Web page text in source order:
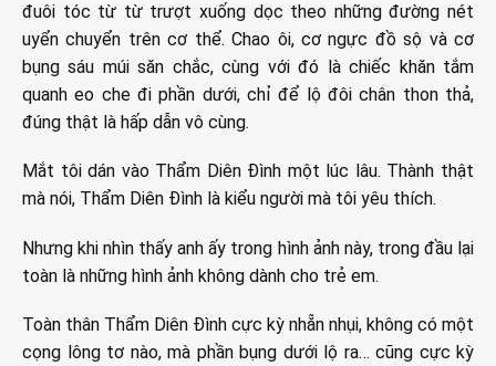
đuôi tóc từ từ trượt xuống dọc theo những đường nét
uyển chuyển trên cơ thể. Chao ôi, cơ ngực đồ sộ và cơ
bụng sáu múi săn chắc, cùng với đó là chiếc khăn tắm
quanh eo che đi phần dưới, chỉ để lộ đôi chân thon thả,
đúng thật là hấp dẫn vô cùng.
Mắt tôi dán vào Thẩm Diên Đình một lúc lâu. Thành thật
mà nói, Thẩm Diên Đình là kiểu người mà tôi yêu thích.
Nhưng khi nhìn thấy anh ấy trong hình ảnh này, trong đầu lại
toàn là những hình ảnh không dành cho trẻ em.
Toàn thân Thẩm Diên Đình cực kỳ nhẵn nhụi, không có một
cọng lông tơ nào, mà phần bụng dưới lộ ra… cũng cực kỳ